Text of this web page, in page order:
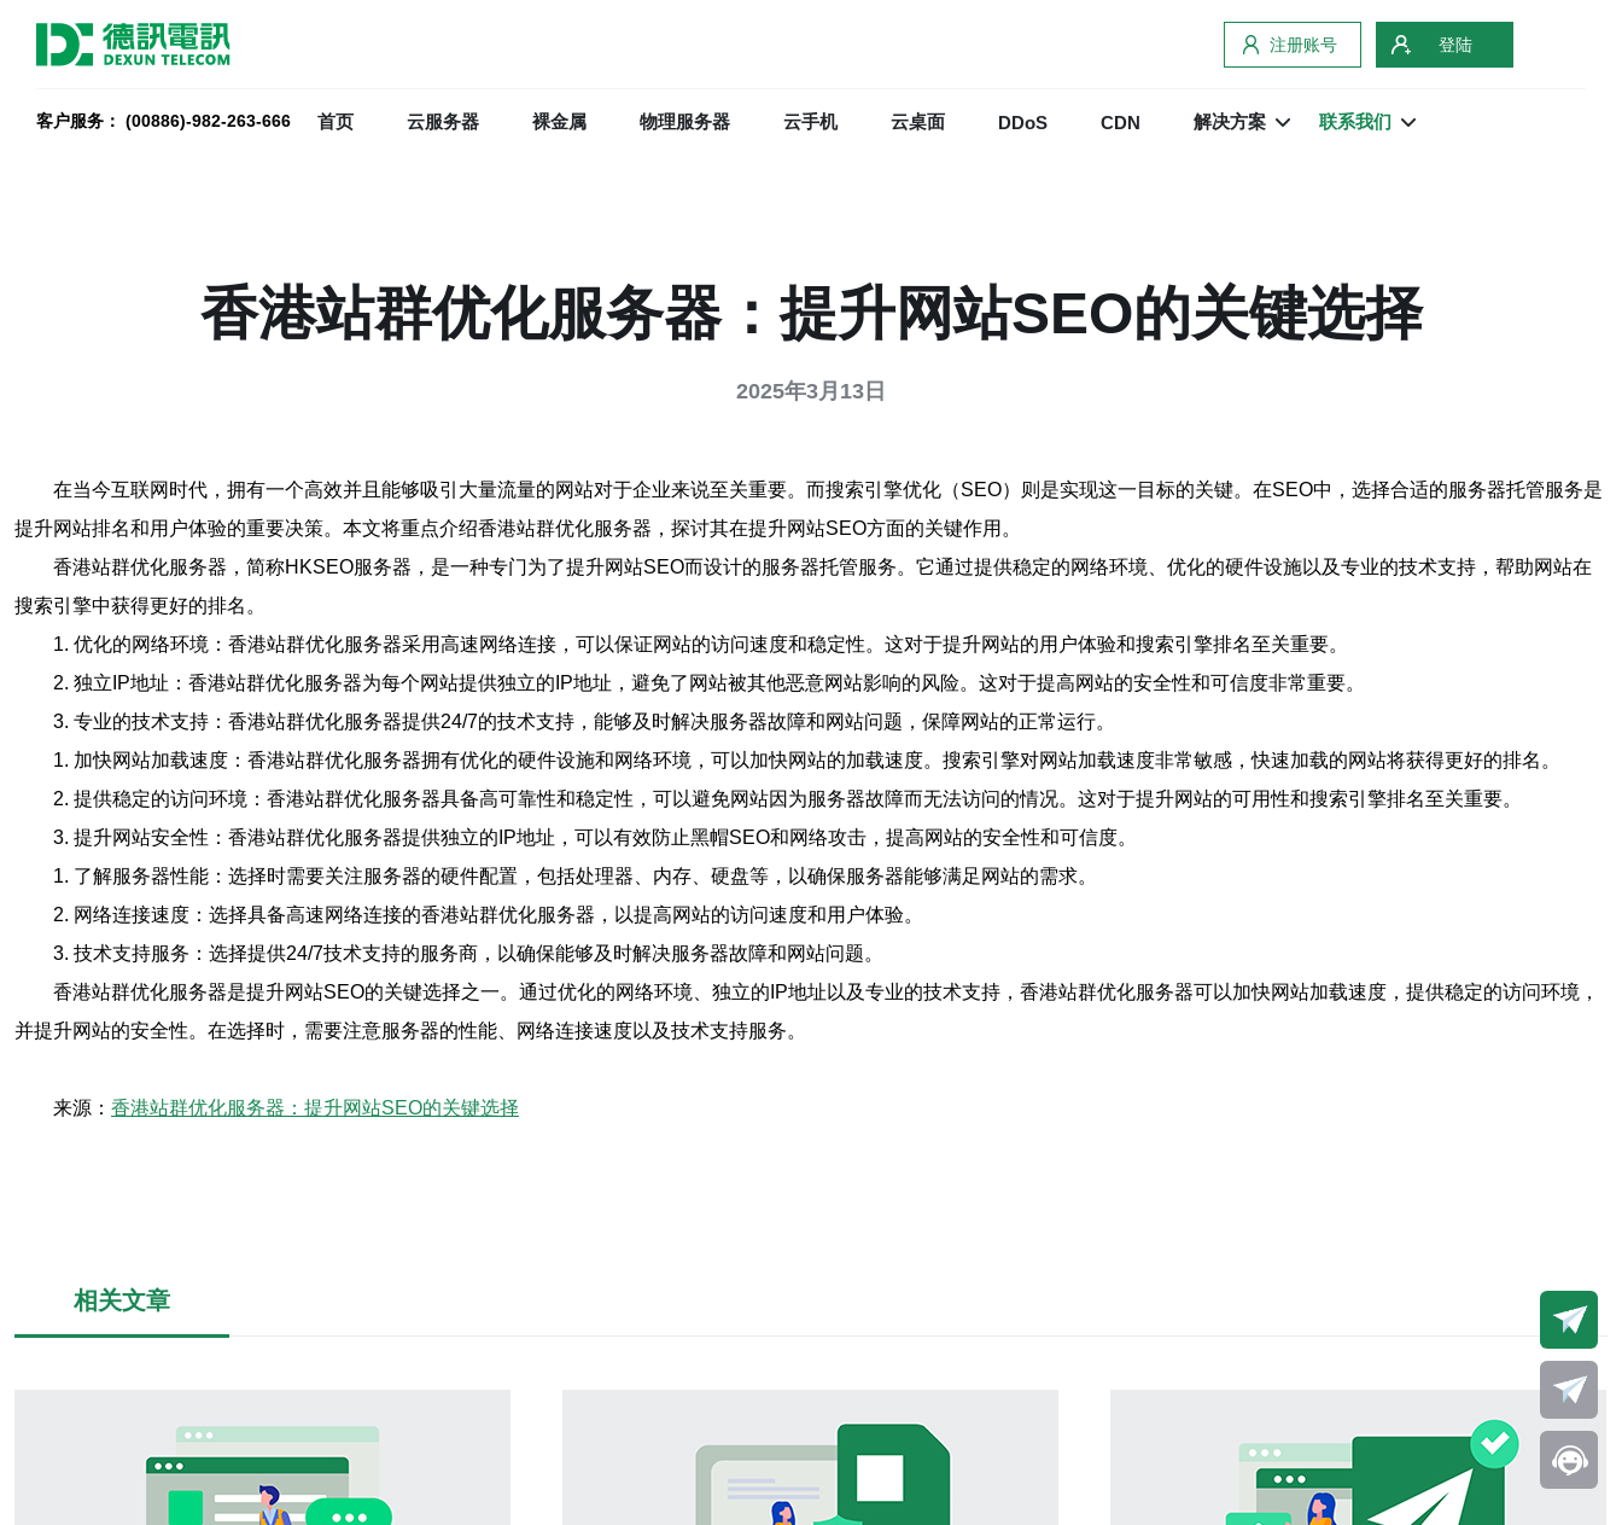
注册账号 登陆
客户服务： (00886)-982-263-666 首页 云服务器 裸金属 物理服务器 云手机 云桌面 DDoS CDN 解决方案 联系我们
香港站群优化服务器：提升网站SEO的关键选择
2025年3月13日
在当今互联网时代，拥有一个高效并且能够吸引大量流量的网站对于企业来说至关重要。而搜索引擎优化（SEO）则是实现这一目标的关键。在SEO中，选择合适的服务器托管服务是
提升网站排名和用户体验的重要决策。本文将重点介绍香港站群优化服务器，探讨其在提升网站SEO方面的关键作用。
香港站群优化服务器，简称HKSEO服务器，是一种专门为了提升网站SEO而设计的服务器托管服务。它通过提供稳定的网络环境、优化的硬件设施以及专业的技术支持，帮助网站在
搜索引擎中获得更好的排名。
1. 优化的网络环境：香港站群优化服务器采用高速网络连接，可以保证网站的访问速度和稳定性。这对于提升网站的用户体验和搜索引擎排名至关重要。
2. 独立IP地址：香港站群优化服务器为每个网站提供独立的IP地址，避免了网站被其他恶意网站影响的风险。这对于提高网站的安全性和可信度非常重要。
3. 专业的技术支持：香港站群优化服务器提供24/7的技术支持，能够及时解决服务器故障和网站问题，保障网站的正常运行。
1. 加快网站加载速度：香港站群优化服务器拥有优化的硬件设施和网络环境，可以加快网站的加载速度。搜索引擎对网站加载速度非常敏感，快速加载的网站将获得更好的排名。
2. 提供稳定的访问环境：香港站群优化服务器具备高可靠性和稳定性，可以避免网站因为服务器故障而无法访问的情况。这对于提升网站的可用性和搜索引擎排名至关重要。
3. 提升网站安全性：香港站群优化服务器提供独立的IP地址，可以有效防止黑帽SEO和网络攻击，提高网站的安全性和可信度。
1. 了解服务器性能：选择时需要关注服务器的硬件配置，包括处理器、内存、硬盘等，以确保服务器能够满足网站的需求。
2. 网络连接速度：选择具备高速网络连接的香港站群优化服务器，以提高网站的访问速度和用户体验。
3. 技术支持服务：选择提供24/7技术支持的服务商，以确保能够及时解决服务器故障和网站问题。
香港站群优化服务器是提升网站SEO的关键选择之一。通过优化的网络环境、独立的IP地址以及专业的技术支持，香港站群优化服务器可以加快网站加载速度，提供稳定的访问环境，
并提升网站的安全性。在选择时，需要注意服务器的性能、网络连接速度以及技术支持服务。
来源： 香港站群优化服务器：提升网站SEO的关键选择
相关文章